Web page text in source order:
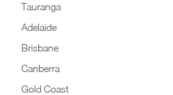
Tauranga
Adelaide
Brisbane
Canberra
Gold Coast